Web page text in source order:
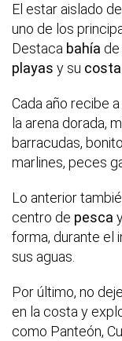
El estar aislado
uno de los
Destaca bahía
playas y su
Cada año recibe
la arena dorada,
barracudas,
marlines, peces
Lo anterior
centro de pesca
forma, durante el
sus aguas.
Por último, no
en la costa y
como Panteón,